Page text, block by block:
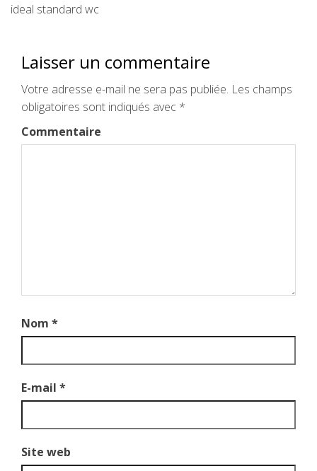
ideal standard wc
Laisser un commentaire
Votre adresse e-mail ne sera pas publiée. Les champs
obligatoires sont indiqués avec *
Commentaire
Nom *
E-mail *
Site web